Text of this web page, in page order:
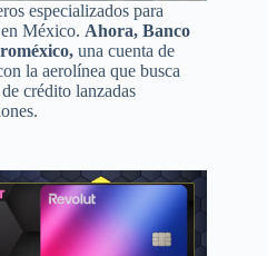
especializados para
México. Ahora, Banco
una cuenta de
la aerolínea que busca
crédito lanzadas